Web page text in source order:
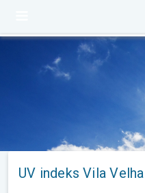
UV indeks Vila Velha